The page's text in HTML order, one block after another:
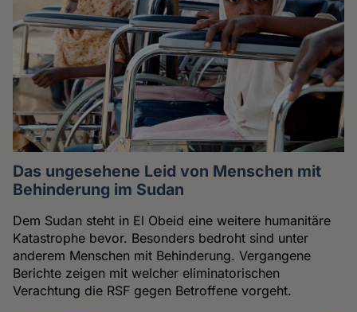
Das ungesehene Leid von Menschen mit
Behinderung im Sudan
Dem Sudan steht in El Obeid eine weitere humanitäre
Katastrophe bevor. Besonders bedroht sind unter
anderem Menschen mit Behinderung. Vergangene
Berichte zeigen mit welcher eliminatorischen
Verachtung die RSF gegen Betroffene vorgeht.